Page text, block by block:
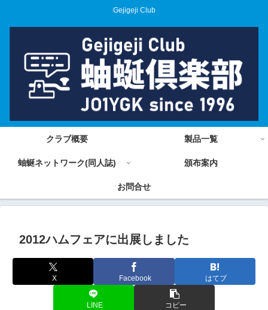
Gejigeji Club
クラブ概要 製品一覧
蚰蜒ネットワーク(同人誌) 頒布案内
お問合せ
2012ハムフェアに出展しました
X Facebook はてブ
LINE コピー